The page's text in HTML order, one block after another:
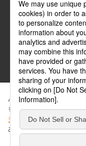
ABJマークは、この電子書店・
得た正規版配信サービスであ
ABJマークの詳細、ABJマークを
ぶんか社が運営するサイ
を使用しています。 当社
シー
」をご覧ください。当
ありません。